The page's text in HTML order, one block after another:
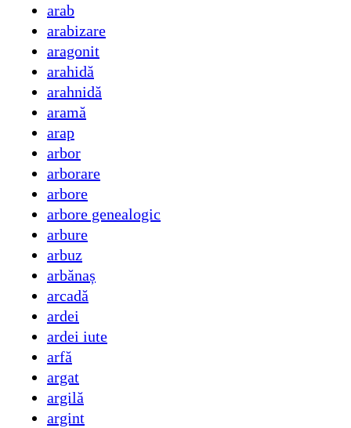
arab
arabizare
aragonit
arahidă
arahnidă
aramă
arap
arbor
arborare
arbore
arbore genealogic
arbure
arbuz
arbănaș
arcadă
ardei
ardei iute
arfă
argat
argilă
argint